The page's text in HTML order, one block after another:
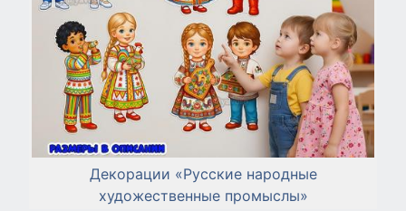
Декорации «Русские народные
художественные промыслы»